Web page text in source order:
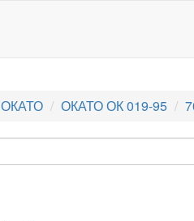
ОКАТО ОКАТО ОК 019-95